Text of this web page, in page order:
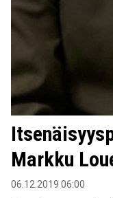
Markku
06.12.2019 06:00